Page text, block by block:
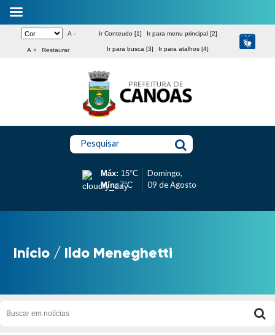
A -
A + Restaurar
Ir Conteudo [1] Ir para menu principal [2]
Ir para busca [3] Ir para atalhos [4]
Pesquisar
Máx: 15°C
Mín:7°C
Domingo,
09 de Agosto
Início / Ildo Meneghetti